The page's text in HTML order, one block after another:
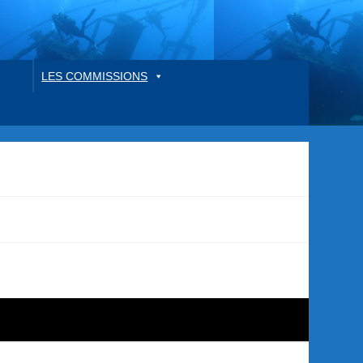
LES COMMISSIONS